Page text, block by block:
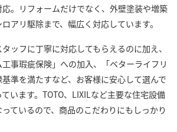
。リフォームだけでなく、外壁塗装や増築
アリ駆除まで、幅広く対応しています。
ッフに丁寧に対応してもらえるのに加え、
工事瑕疵保険」への加入、「ベターライフリ
準を満たすなど、お客様に安心して選んで
います。TOTO、LIXILなど主要な住宅設備
ているので、商品のこだわりにもしっかり